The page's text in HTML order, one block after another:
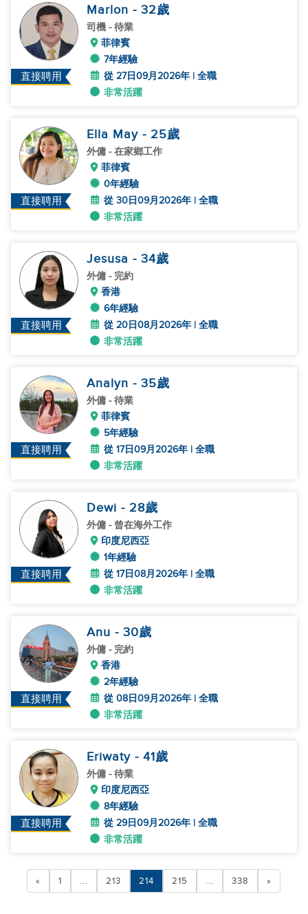
直接聘用
Marlon - 32歲
司機 - 待業
菲律賓
7年經驗
從 27日09月2026年 | 全職
非常活躍
直接聘用
Ella May - 25歲
外傭 - 在家鄉工作
菲律賓
0年經驗
從 30日09月2026年 | 全職
非常活躍
直接聘用
Jesusa - 34歲
外傭 - 完約
香港
6年經驗
從 20日08月2026年 | 全職
非常活躍
直接聘用
Analyn - 35歲
外傭 - 待業
菲律賓
5年經驗
從 17日09月2026年 | 全職
非常活躍
直接聘用
Dewi - 28歲
外傭 - 曾在海外工作
印度尼西亞
1年經驗
從 17日08月2026年 | 全職
非常活躍
直接聘用
Anu - 30歲
外傭 - 完約
香港
2年經驗
從 08日09月2026年 | 全職
非常活躍
直接聘用
Eriwaty - 41歲
外傭 - 待業
印度尼西亞
8年經驗
從 29日09月2026年 | 全職
非常活躍
« 1 ... 213 214 215 ... 338 »